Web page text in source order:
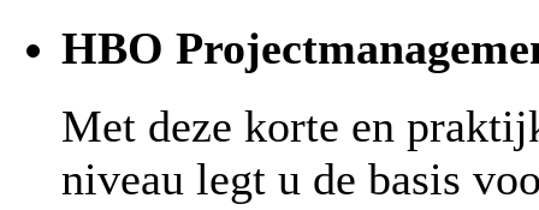
HBO
Met deze korte en
niveau legt u de basis